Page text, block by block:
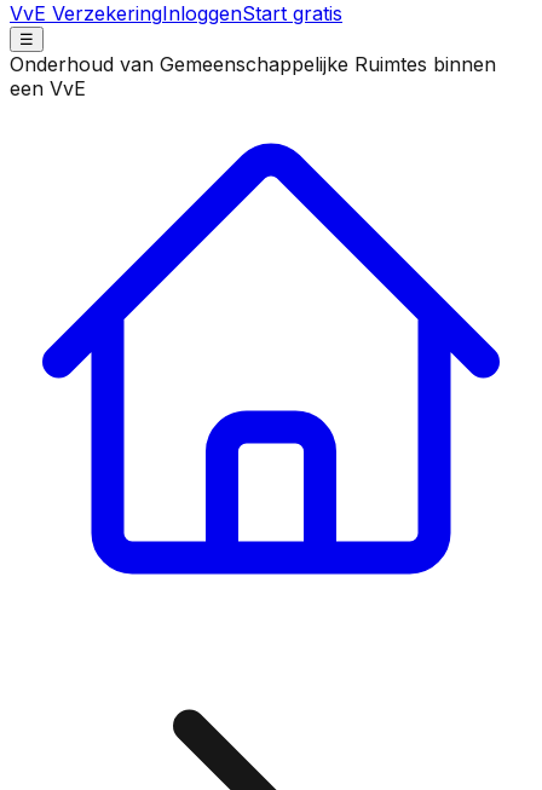
VvE VerzekeringInloggenStart gratis
☰
Onderhoud van Gemeenschappelijke Ruimtes binnen
een VvE